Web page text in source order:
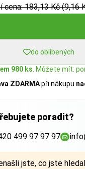
cena: 183,13 Kč (9,16
do oblíbených
980 ks . Můžete mít:
ZDARMApři nákupu
poradit?
499 97 97 97
jste, co jste